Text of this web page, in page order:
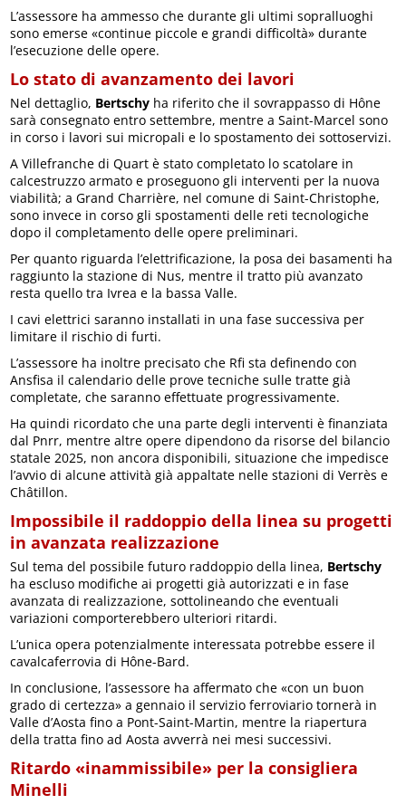
L’assessore ha ammesso che durante gli ultimi sopralluoghi
sono emerse «continue piccole e grandi difficoltà» durante
l’esecuzione delle opere.
Lo stato di avanzamento dei lavori
Nel dettaglio, Bertschy ha riferito che il sovrappasso di Hône
sarà consegnato entro settembre, mentre a Saint-Marcel sono
in corso i lavori sui micropali e lo spostamento dei sottoservizi.
A Villefranche di Quart è stato completato lo scatolare in
calcestruzzo armato e proseguono gli interventi per la nuova
viabilità; a Grand Charrière, nel comune di Saint-Christophe,
sono invece in corso gli spostamenti delle reti tecnologiche
dopo il completamento delle opere preliminari.
Per quanto riguarda l’elettrificazione, la posa dei basamenti ha
raggiunto la stazione di Nus, mentre il tratto più avanzato
resta quello tra Ivrea e la bassa Valle.
I cavi elettrici saranno installati in una fase successiva per
limitare il rischio di furti.
L’assessore ha inoltre precisato che Rfi sta definendo con
Ansfisa il calendario delle prove tecniche sulle tratte già
completate, che saranno effettuate progressivamente.
Ha quindi ricordato che una parte degli interventi è finanziata
dal Pnrr, mentre altre opere dipendono da risorse del bilancio
statale 2025, non ancora disponibili, situazione che impedisce
l’avvio di alcune attività già appaltate nelle stazioni di Verrès e
Châtillon.
Impossibile il raddoppio della linea su progetti
in avanzata realizzazione
Sul tema del possibile futuro raddoppio della linea, Bertschy
ha escluso modifiche ai progetti già autorizzati e in fase
avanzata di realizzazione, sottolineando che eventuali
variazioni comporterebbero ulteriori ritardi.
L’unica opera potenzialmente interessata potrebbe essere il
cavalcaferrovia di Hône-Bard.
In conclusione, l’assessore ha affermato che «con un buon
grado di certezza» a gennaio il servizio ferroviario tornerà in
Valle d’Aosta fino a Pont-Saint-Martin, mentre la riapertura
della tratta fino ad Aosta avverrà nei mesi successivi.
Ritardo «inammissibile» per la consigliera
Minelli